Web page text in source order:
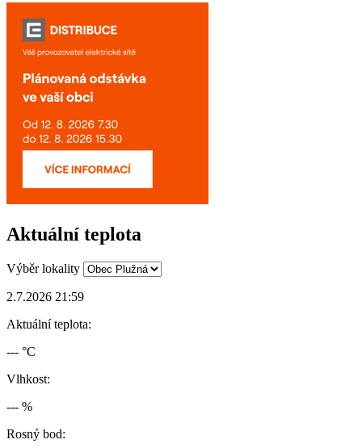
Aktuální teplota
Výběr lokality
2.7.2026 21:59
Aktuální teplota:
--- °C
Vlhkost:
--- %
Rosný bod: